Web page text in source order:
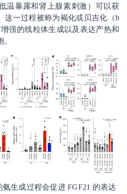
温暴露和肾上腺素刺激）可以获
这一过程被称为褐化或贝吉化（b
强的线粒体生成以及表达产热和
生成过程会促进 FGF21 的表达